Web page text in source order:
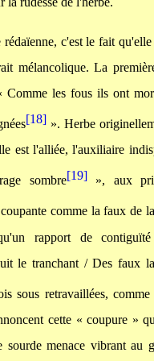
c'est le fait qu'elle
mélancolique. La
les fous ils ont
[18]». Herbe
est l'alliée, l'auxiliaire
sombre[19]», aux
comme la faux de
rapport de contiguïté
le tranchant / Des faux
sous retravaillées, comme
cette « coupure »
sourde menace vibrant au